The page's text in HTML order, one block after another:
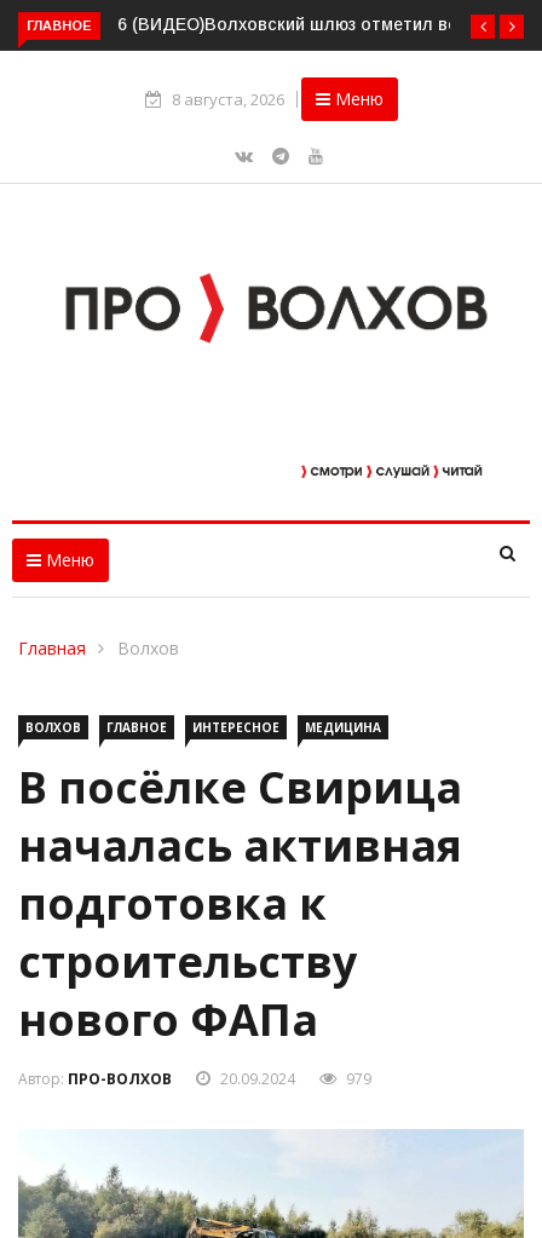
ГЛАВНОЕ Волховский шлюз отметил вековой юбилей
8 августа, 2026 Меню
Меню
Главная Волхов
ВОЛХОВ ГЛАВНОЕ ИНТЕРЕСНОЕ МЕДИЦИНА
В посёлке Свирица
началась активная
подготовка к
строительству
нового ФАПа
Автор: ПРО-ВОЛХОВ 20.09.2024 979